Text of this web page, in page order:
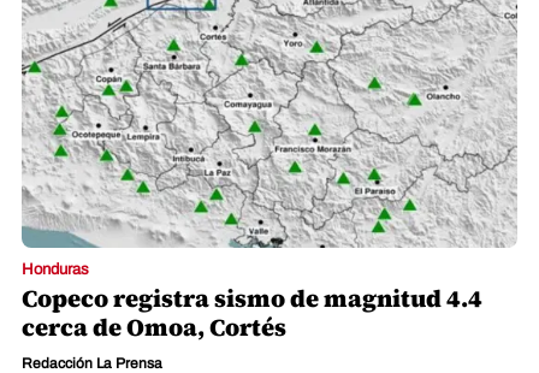
Honduras
Copeco registra sismo de magnitud 4.4
cerca de Omoa, Cortés
Redacción La Prensa